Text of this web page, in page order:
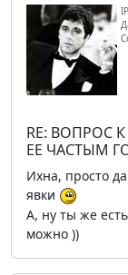
RE: ВОПРОС
ЕЕ ЧАСТЫМ
Ихна, просто
явки
А, ну ты же
можно ))